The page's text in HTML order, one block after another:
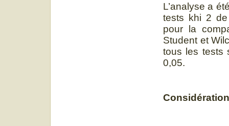
L’analyse a
tests khi 2
pour la
Student et
tous les tests
0,05.